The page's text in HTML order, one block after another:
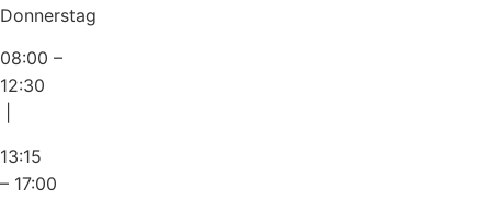
Donnerstag
08:00 –
12:30
13:15
– 17:00